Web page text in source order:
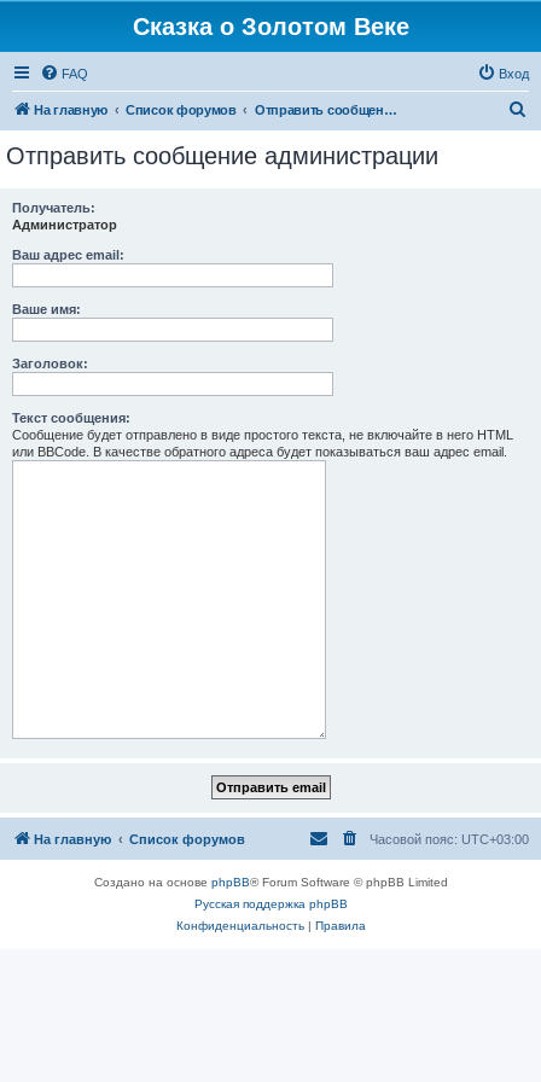
Сказка о Золотом Веке
FAQ Вход
На главную Список форумов Отправить сообщение администрации
Отправить сообщение администрации
Получатель:
Администратор
Ваш адрес email:
Ваше имя:
Заголовок:
Текст сообщения:
Сообщение будет отправлено в виде простого текста, не включайте в него HTML
или BBCode. В качестве обратного адреса будет показываться ваш адрес email.
На главную Список форумов Часовой пояс: UTC+03:00
Создано на основе phpBB® Forum Software © phpBB Limited
Русская поддержка phpBB
Конфиденциальность| Правила